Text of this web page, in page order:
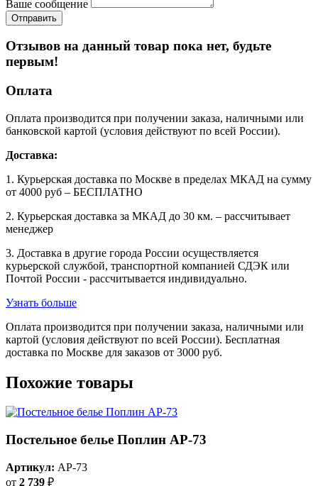
Ваше сообщение
Отзывов на данный товар пока нет, будьте
первым!
Оплата
Оплата производится при получении заказа, наличными или
банковской картой (условия действуют по всей России).
Доставка:
1. Курьерская доставка по Москве в пределах МКАД на сумму
от 4000 руб – БЕСПЛАТНО
2. Курьерская доставка за МКАД до 30 км. – рассчитывает
менеджер
3. Доставка в другие города России осуществляется
курьерской службой, транспортной компанией СДЭК или
Почтой России - рассчитывается индивидуально.
Узнать больше
Оплата производится при получении заказа, наличными или
картой (условия действуют по всей России). Бесплатная
доставка по Москве для заказов от 3000 руб.
Похожие товары
Постельное белье Поплин AP-73
Артикул: AP-73
от 2 739 ₽